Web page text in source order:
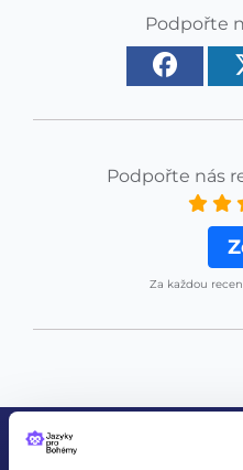
Podpořte
Podpořte nás
Za každou